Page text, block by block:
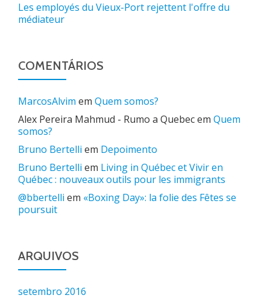
Les employés du Vieux-Port rejettent l'offre du
médiateur
COMENTÁRIOS
MarcosAlvim em Quem somos?
Alex Pereira Mahmud - Rumo a Quebecem Quem
somos?
Bruno Bertelli em Depoimento
Bruno Bertelli em Living in Québec et Vivir en
Québec : nouveaux outils pour les immigrants
@bbertelli em «Boxing Day»: la folie des Fêtes se
poursuit
ARQUIVOS
setembro 2016